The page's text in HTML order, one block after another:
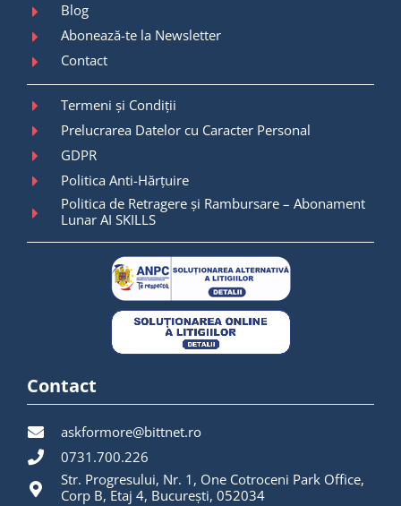
Blog
Abonează-te la Newsletter
Contact
Termeni și Condiții
Prelucrarea Datelor cu Caracter Personal
GDPR
Politica Anti-Hărțuire
Politica de Retragere și Rambursare – Abonament
Lunar AI SKILLS
Contact
askformore@bittnet.ro
0731.700.226
Str. Progresului, Nr. 1, One Cotroceni Park Office,
Corp B, Etaj 4, București, 052034